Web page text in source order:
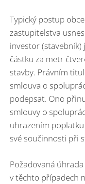
Typický postup
zastupitelstva
investor
částku za metr
stavby. Právním
smlouva o
podepsat. Ono
smlouvy o
uhrazením
své součinnosti při
Požadovaná
v těchto případech